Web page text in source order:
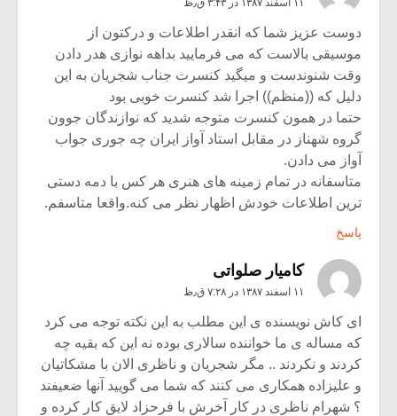
۱۱ اسفند ۱۳۸۷ در ۳:۴۳ ق٫ظ
دوست عزیز شما که انقدر اطلاعات و درکتون از
موسیقی بالاست که می فرمایید بداهه نوازی هدر دادن
وقت شنوندست و میگید کنسرت جناب شجریان به این
دلیل که ((منظم)) اجرا شد کنسرت خوبی بود
حتما در همون کنسرت متوجه شدید که نوازندگان جوون
گروه شهناز در مقابل استاد آواز ایران چه جوری جواب
آواز می دادن.
متاسفانه در تمام زمینه های هنری هر کس با دمه دستی
ترین اطلاعات خودش اظهار نظر می کنه.واقعا متاسفم.
پاسخ
کامیار صلواتی
۱۱ اسفند ۱۳۸۷ در ۷:۲۸ ق٫ظ
ای کاش نویسنده ی این مطلب به این نکته توجه می کرد
که مساله ی ما خواننده سالاری بوده نه این که بقیه چه
کردند و نکردند .. مگر شجریان و ناظری الان با مشکاتیان
و علیزاده همکاری می کنند که شما می گویید آنها ضعیفند
؟ شهرام ناظری در کار آخرش با فرحزاد لایق کار کرده و